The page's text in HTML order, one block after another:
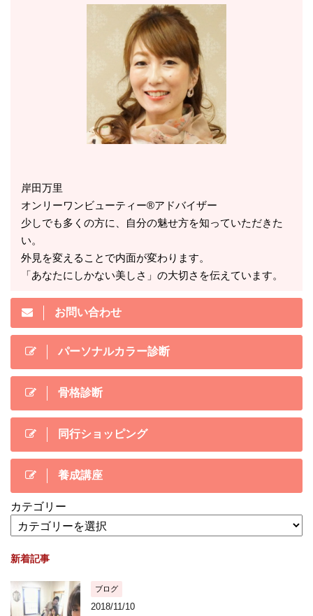
岸田万里
オンリーワンビューティー®アドバイザー
少しでも多くの方に、自分の魅せ方を知っていただきた
い。
外見を変えることで内面が変わります。
「あなたにしかない美しさ」の大切さを伝えています。
お問い合わせ
パーソナルカラー診断
骨格診断
同行ショッピング
養成講座
カテゴリー
新着記事
ブログ
2018/11/10